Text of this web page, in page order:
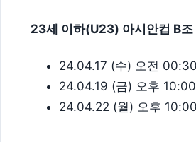
23세 이하(U23) 아시안컵 B
24.04.17 (수) 오전
24.04.19 (금) 오후
24.04.22 (월) 오후